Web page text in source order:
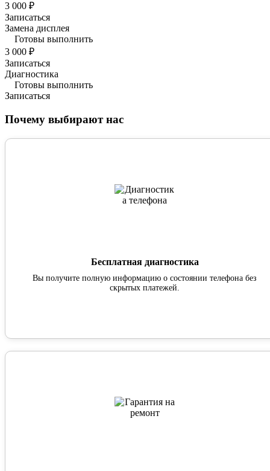
3 000 ₽
Записаться
Замена дисплея
Готовы выполнить
3 000 ₽
Записаться
Диагностика
Готовы выполнить
Записаться
Почему выбирают нас
Бесплатная диагностика
Вы получите полную информацию о состоянии телефона без
скрытых платежей.